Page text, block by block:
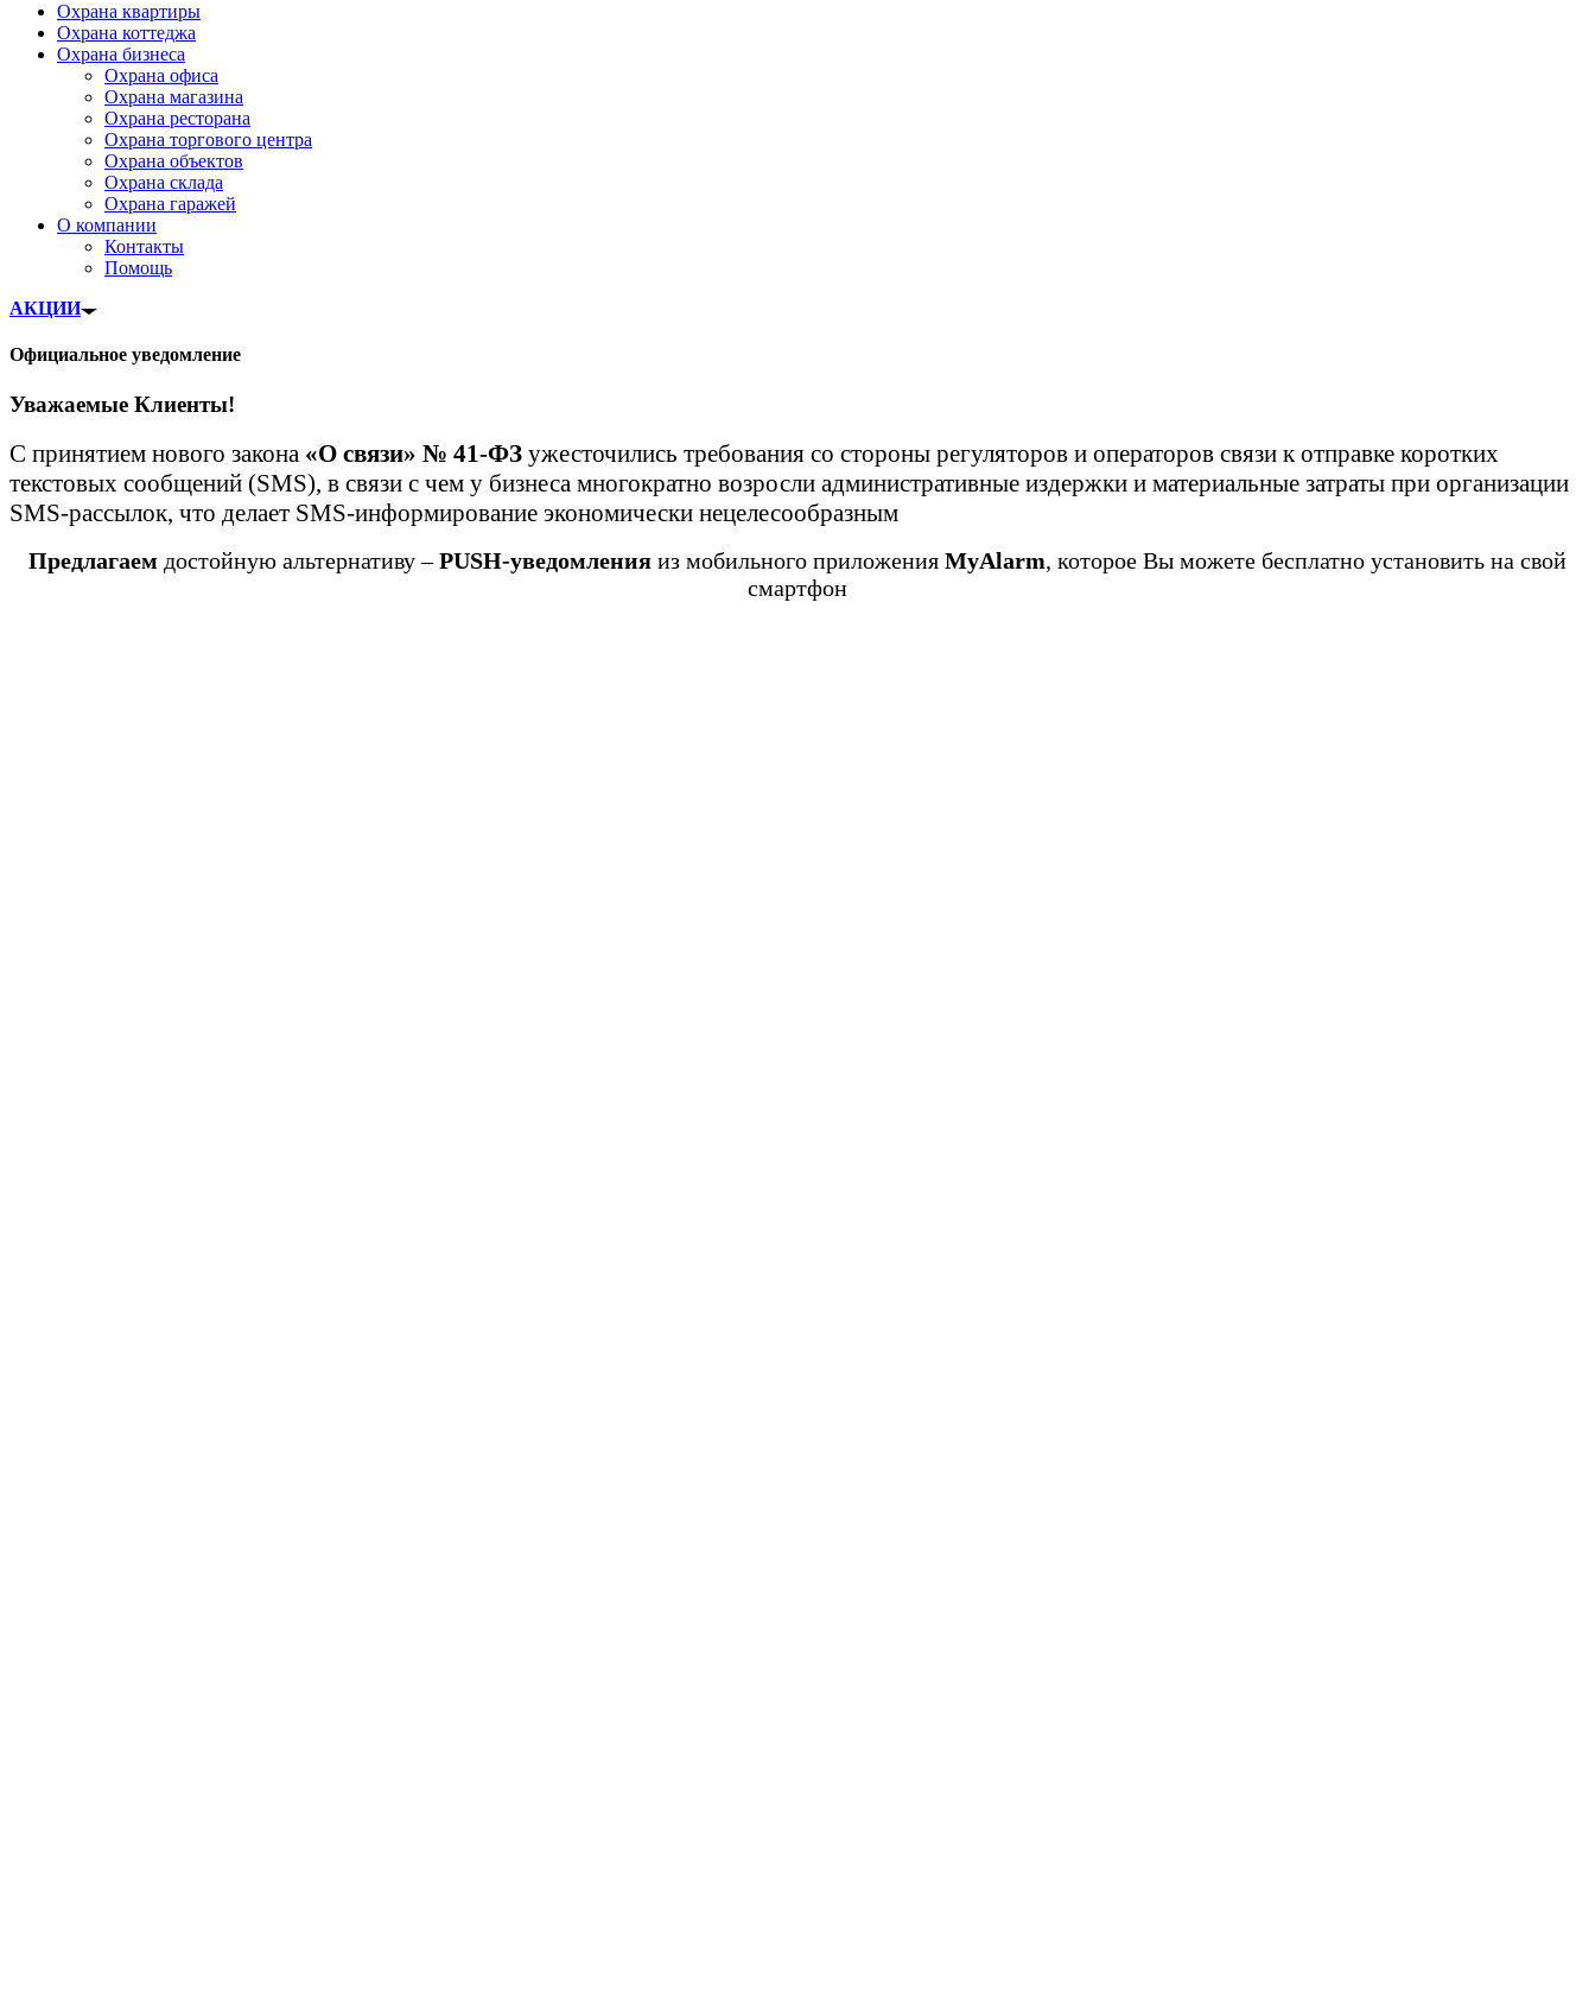
Охрана квартиры
Охрана коттеджа
Охрана бизнеса
Охрана офиса
Охрана магазина
Охрана ресторана
Охрана торгового центра
Охрана объектов
Охрана склада
Охрана гаражей
О компании
Контакты
Помощь
АКЦИИ
Официальное уведомление
Уважаемые Клиенты!
С принятием нового закона «О связи» № 41-ФЗ ужесточились требования со стороны регуляторов и операторов связи к отправке коротких
текстовых сообщений (SMS), в связи с чем у бизнеса многократно возросли административные издержки и материальные затраты при организации
SMS-рассылок, что делает SMS-информирование экономически нецелесообразным
Предлагаем достойную альтернативу –PUSH-уведомления из мобильного приложения MyAlarm, которое Вы можете бесплатно установить на свой
смартфон